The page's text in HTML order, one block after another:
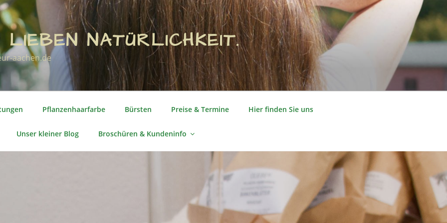
NATÜRLICHKEIT.
aachen.de
Pflanzenhaarfarbe Bürsten Preise & Termine Hier finden Sie uns
Unser kleiner Blog Broschüren & Kundeninfo